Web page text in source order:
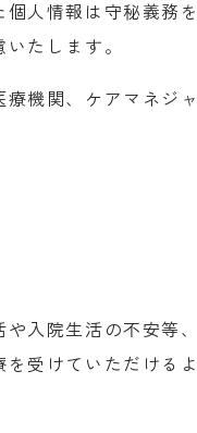
人情報は守秘義務
たします。
機関、ケアマネジ
入院生活の不安等
受けていただける